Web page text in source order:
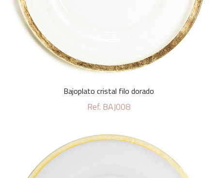
Bajoplato cristal filo dorado
Ref. BAJ008